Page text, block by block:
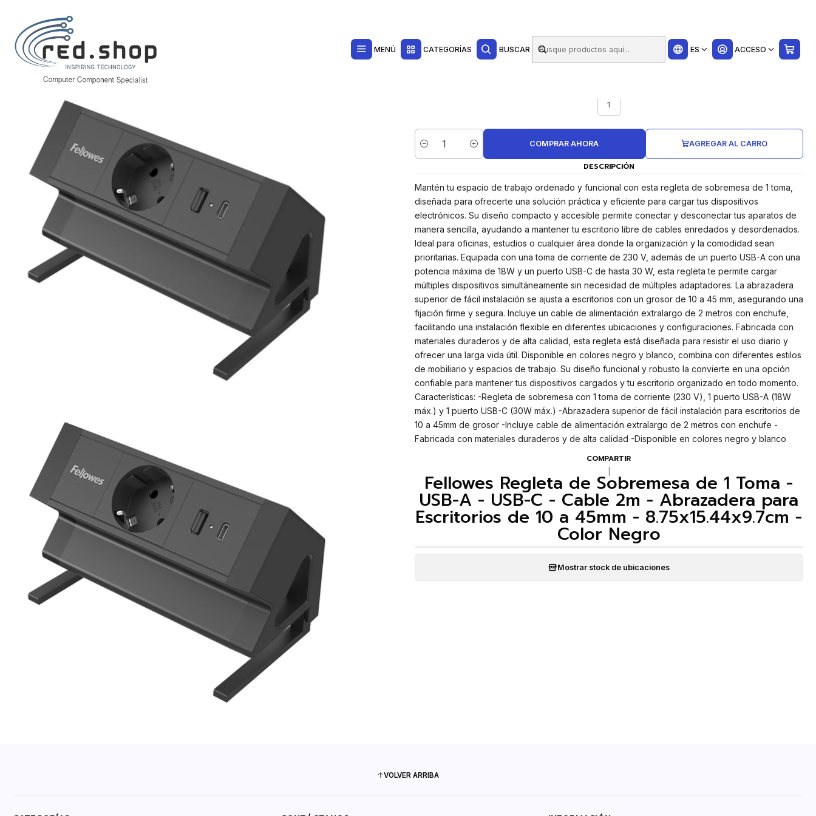
MENÚ CATEGORÍAS BUSCAR ES ACCESO
Inicio Informática Fellowes Regleta de Sobremesa de 1 Toma - USB-A - USB-C - Cable 2m - Abrazadera para Escritorios de 10 a 45mm - 8.75x15.44x9.7cm - Color Negro
1
Cantidad
AGREGAR AL CARRO
COMPRAR AHORA
DESCRIPCIÓN
Mantén tu espacio de trabajo ordenado y funcional con esta regleta de sobremesa de 1 toma,
diseñada para ofrecerte una solución práctica y eficiente para cargar tus dispositivos
electrónicos. Su diseño compacto y accesible permite conectar y desconectar tus aparatos de
manera sencilla, ayudando a mantener tu escritorio libre de cables enredados y desordenados.
Ideal para oficinas, estudios o cualquier área donde la organización y la comodidad sean
prioritarias. Equipada con una toma de corriente de 230 V, además de un puerto USB-A con una
potencia máxima de 18W y un puerto USB-C de hasta 30 W, esta regleta te permite cargar
múltiples dispositivos simultáneamente sin necesidad de múltiples adaptadores. La abrazadera
superior de fácil instalación se ajusta a escritorios con un grosor de 10 a 45 mm, asegurando una
fijación firme y segura. Incluye un cable de alimentación extralargo de 2 metros con enchufe,
facilitando una instalación flexible en diferentes ubicaciones y configuraciones. Fabricada con
materiales duraderos y de alta calidad, esta regleta está diseñada para resistir el uso diario y
ofrecer una larga vida útil. Disponible en colores negro y blanco, combina con diferentes estilos
de mobiliario y espacios de trabajo. Su diseño funcional y robusto la convierte en una opción
confiable para mantener tus dispositivos cargados y tu escritorio organizado en todo momento.
Características: -Regleta de sobremesa con 1 toma de corriente (230 V), 1 puerto USB-A (18W
máx.) y 1 puerto USB-C (30W máx.) -Abrazadera superior de fácil instalación para escritorios de
10 a 45mm de grosor -Incluye cable de alimentación extralargo de 2 metros con enchufe -
Fabricada con materiales duraderos y de alta calidad -Disponible en colores negro y blanco
COMPARTIR
Fellowes Regleta de Sobremesa de 1 Toma -
USB-A - USB-C - Cable 2m - Abrazadera para
Escritorios de 10 a 45mm - 8.75x15.44x9.7cm -
Color Negro
Mostrar stock de ubicaciones
VOLVER ARRIBA